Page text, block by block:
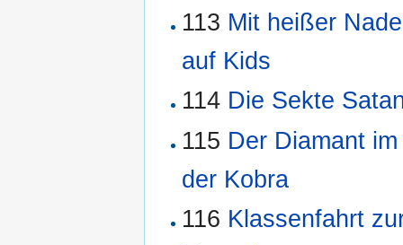
113 Mit heißer
auf Kids
114 Die Sekte
115 Der Diamant
der Kobra
116 Klassenfahrt